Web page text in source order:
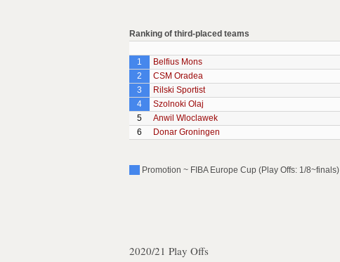
Ranking of third-placed teams
1
Belfius Mons
2
CSM Oradea
3
Rilski Sportist
4
Szolnoki Olaj
5
Anwil Wloclawek
6
Donar Groningen
Promotion ~ FIBA Europe Cup (Play Offs: 1/8~finals)
2020/21 Play Offs